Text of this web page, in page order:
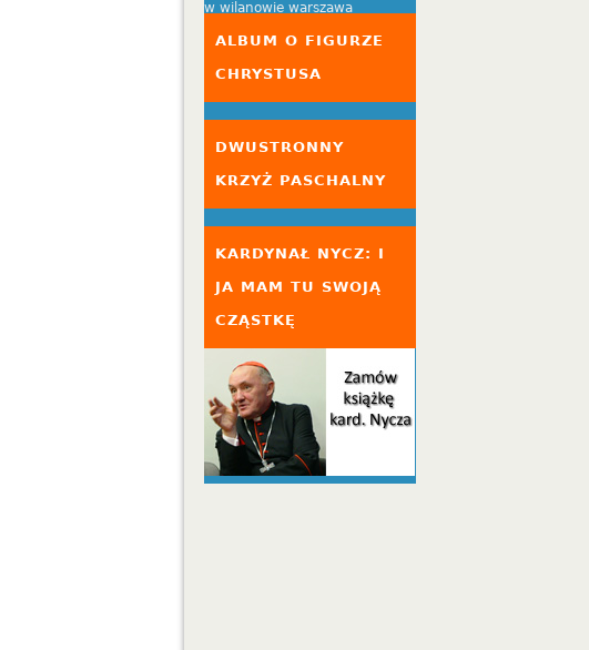
ALBUM O FIGURZE
CHRYSTUSA
DWUSTRONNY
KRZYŻ PASCHALNY
KARDYNAŁ NYCZ: I
JA MAM TU SWOJĄ
CZĄSTKĘ